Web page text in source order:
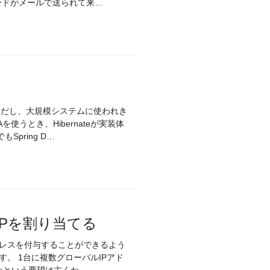
がメールで送られて来…
し、大規模システムに使われき
使うとき、Hibernateが実装体
もSpring D…
を割り当てる
スを付与することができるよう
。 1台に複数グローバルIPアド